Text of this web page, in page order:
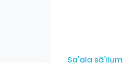
Sa'ala sā'ilum